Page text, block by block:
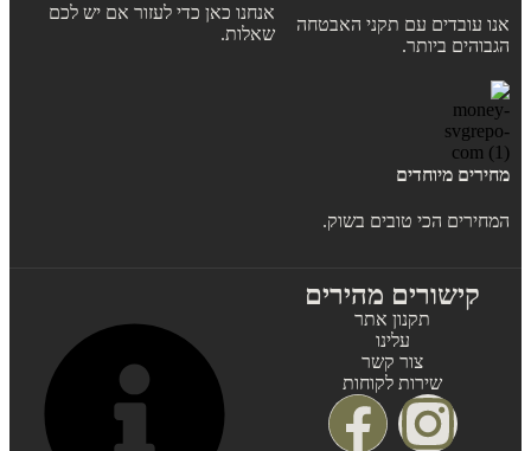
אנו עובדים עם תקני האבטחה
הגבוהים ביותר.
אנחנו כאן כדי לעזור אם יש לכם
שאלות.
מחירים מיוחדים
המחירים הכי טובים בשוק.
קישורים מהירים
תקנון אתר
עלינו
צור קשר
שירות לקוחות